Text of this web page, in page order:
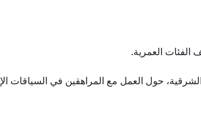
الفئات العمرية.
حول العمل مع المراهقين في السياقات